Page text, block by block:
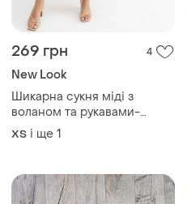
269 грн 4
New Look
Шикарна сукня міді з
воланом та рукавами-
ліхтариками/плаття/
сарафан
ХS і ще 1